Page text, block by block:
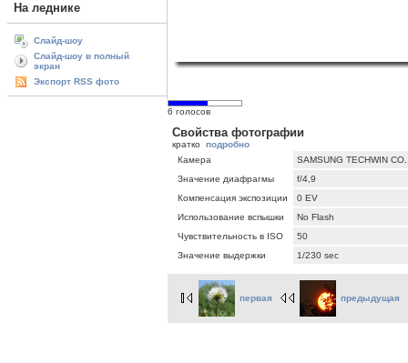
На леднике
Слайд-шоу
Слайд-шоу в полный
экран
Экспорт RSS фото
6 голосов
Свойства фотографии
кратко подробно
Камера
SAMSUNG TECHWIN
Значение диафрагмы
f/4,9
Компенсация экспозиции
0 EV
Использование вспышки
No Flash
Чувствительность в ISO
50
Значение выдержки
1/230 sec
первая предыдущая